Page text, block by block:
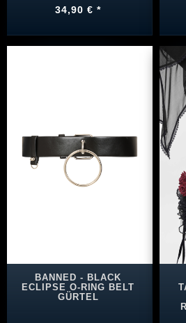
34,90 € *
BANNED - BLACK
ECLIPSE O-RING BELT
GÜRTEL